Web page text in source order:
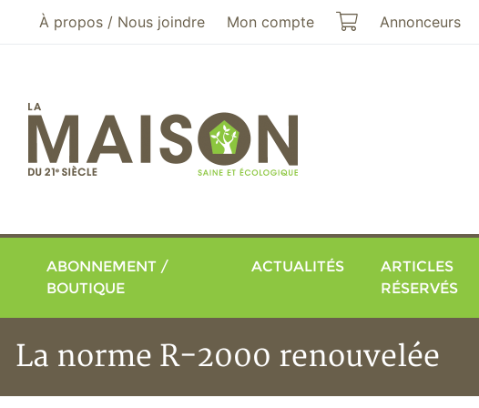
Aller au menu principal
Aller au contenu principal
À propos / Nous joindre Mon compte Mon panier
Annonceurs
ABONNEMENT /
BOUTIQUE
ACTUALITÉS
ARTICLES
RÉSERVÉS
La norme R-2000 renouvelée